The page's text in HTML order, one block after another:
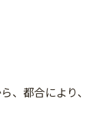
、都合により、